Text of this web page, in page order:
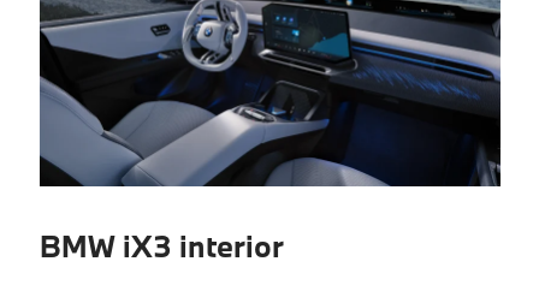
BMW iX3 interior